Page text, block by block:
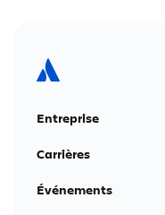
Entreprise
Carrières
Événements